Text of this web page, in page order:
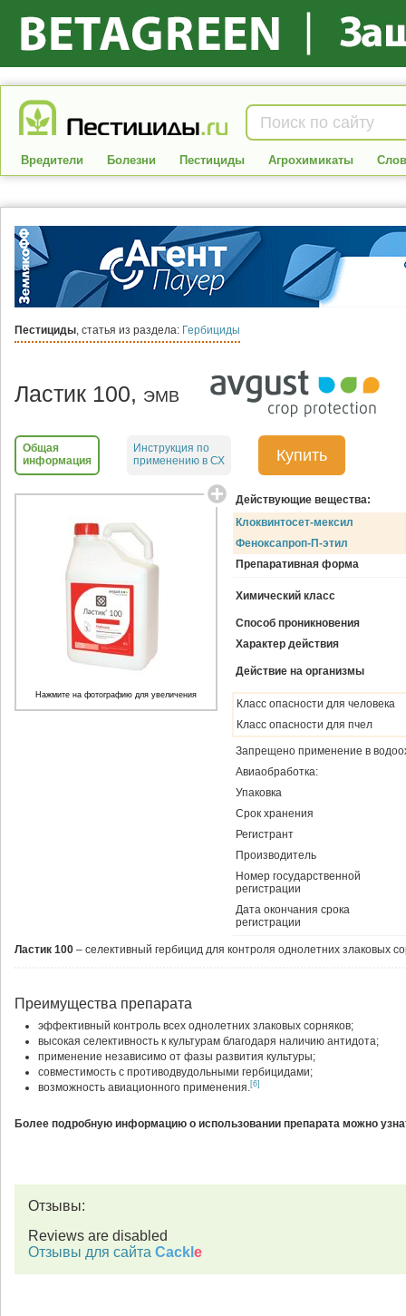
Вредители Болезни Пестициды Агрохимикаты
Пестициды, статья из раздела: Гербициды
Ластик 100, ЭМВ
Общая
информация
Инструкция по
применению в СХ
Купить
Действующие вещества:
Клоквинтосет-мексил
Феноксапроп-П-этил
Препаративная форма
Химический класс
Способ проникновения
Характер действия
Действие на организмы
Класс опасности для человека
Класс опасности для пчел
Запрещено применение в
Авиаобработка:
Упаковка
Срок хранения
Регистрант
Производитель
Номер государственной
регистрации
Дата окончания срока
регистрации
Нажмите на фотографию для увеличения
Ластик 100 – селективный гербицид для контроля однолетних злаковых
Преимущества препарата
эффективный контроль всех однолетних злаковых сорняков;
высокая селективность к культурам благодаря наличию антидота;
применение независимо от фазы развития культуры;
совместимость с противодвудольными гербицидами;
возможность авиационного применения.[6]
Более подробную информацию о использовании препарата можно
Отзывы:
Reviews are disabled
Отзывы для сайта Cackl e